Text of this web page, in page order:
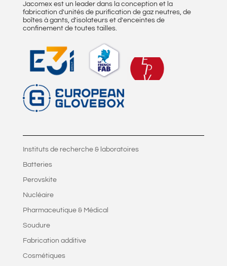
Jacomex est un leader dans la conception et la
fabrication d'unités de purification de gaz neutres, de
boîtes à gants, d'isolateurs et d'enceintes de
confinement de toutes tailles.
Instituts de recherche & laboratoires
Batteries
Perovskite
Nucléaire
Pharmaceutique & Médical
Soudure
Fabrication additive
Cosmétiques